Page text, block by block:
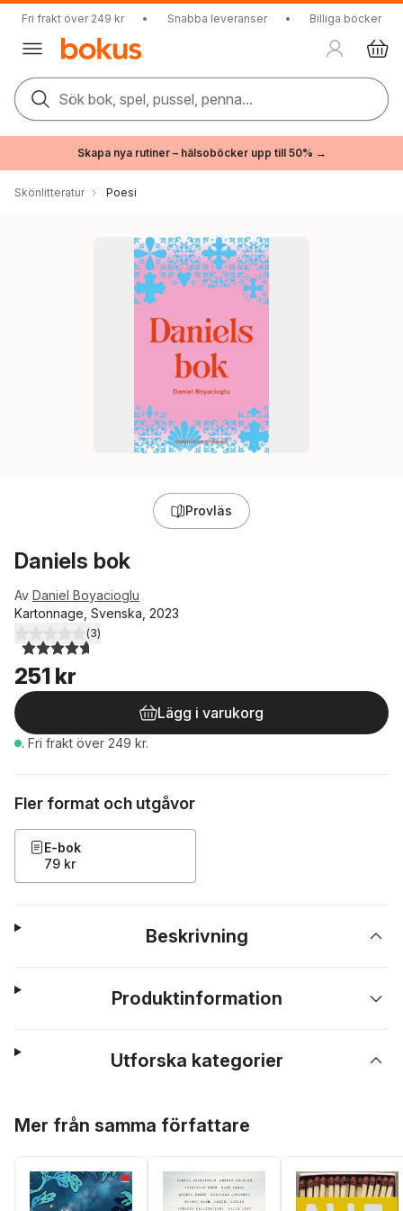
Fri frakt över 249 kr • Snabba leveranser • Billiga böcker
Sök bok, spel, pussel, penna...
Skapa nya rutiner – hälsoböcker upp till 50% →
Skönlitteratur Poesi
Provläs
Daniels bok
Av Daniel Boyacioglu
Kartonnage, Svenska, 2023
4,7utav 5 stjärnor. Totalt antal röster:
(3)
251 kr
Lägg i varukorg
. Fri frakt över 249 kr.
Fler format och utgåvor
E-bok
79 kr
Beskrivning
Produktinformation
Utforska kategorier
Mer från samma författare